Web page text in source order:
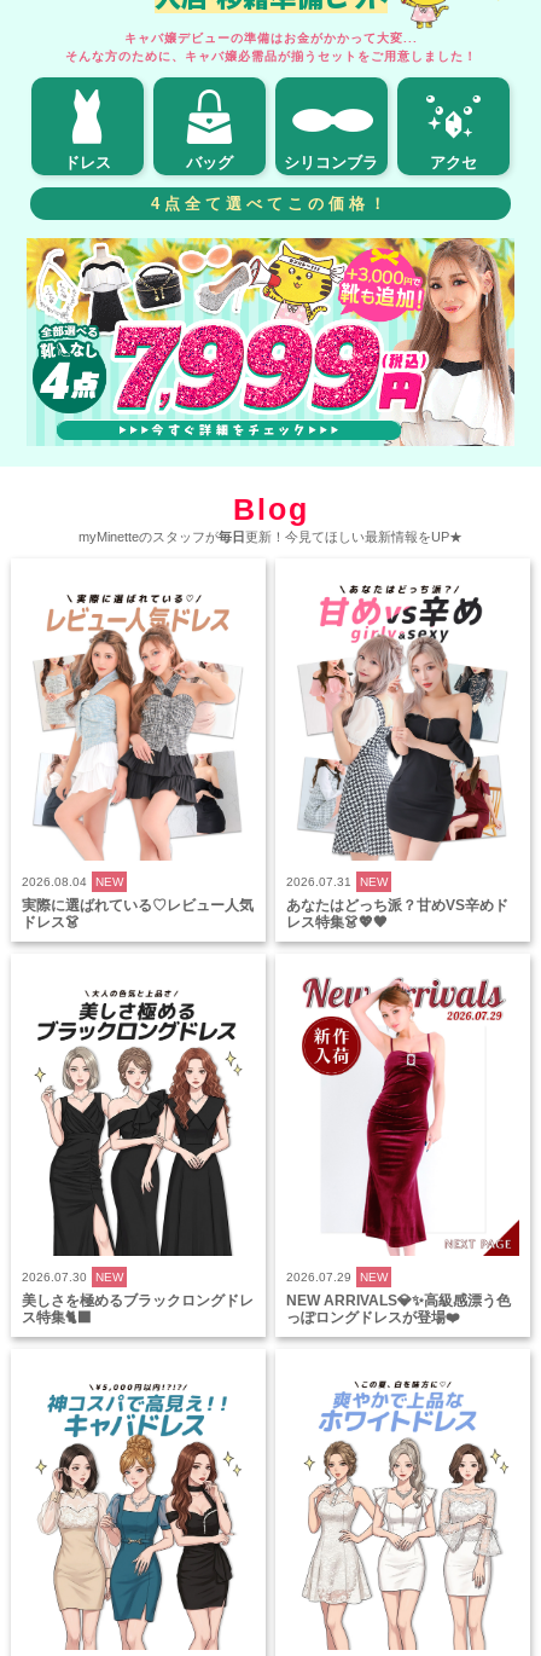
キャバ嬢デビューの準備はお金がかかって大変...
そんな方のために、キャバ嬢必需品が揃うセットをご用意しました！
ドレス バッグ シリコンブラ アクセ
4点全て選べてこの価格！
Blog
myMinetteのスタッフが毎日更新！今見てほしい最新情報をUP★
2026.08.04 NEW
実際に選ばれている♡レビュー人気
ドレス👗
2026.07.31 NEW
あなたはどっち派？甘めVS辛めド
レス特集👗💖🖤
2026.07.30 NEW
美しさを極めるブラックロングドレ
ス特集🐈‍⬛
2026.07.29 NEW
NEW ARRIVALS💎✨高級感漂う色
っぽロングドレスが登場❤️